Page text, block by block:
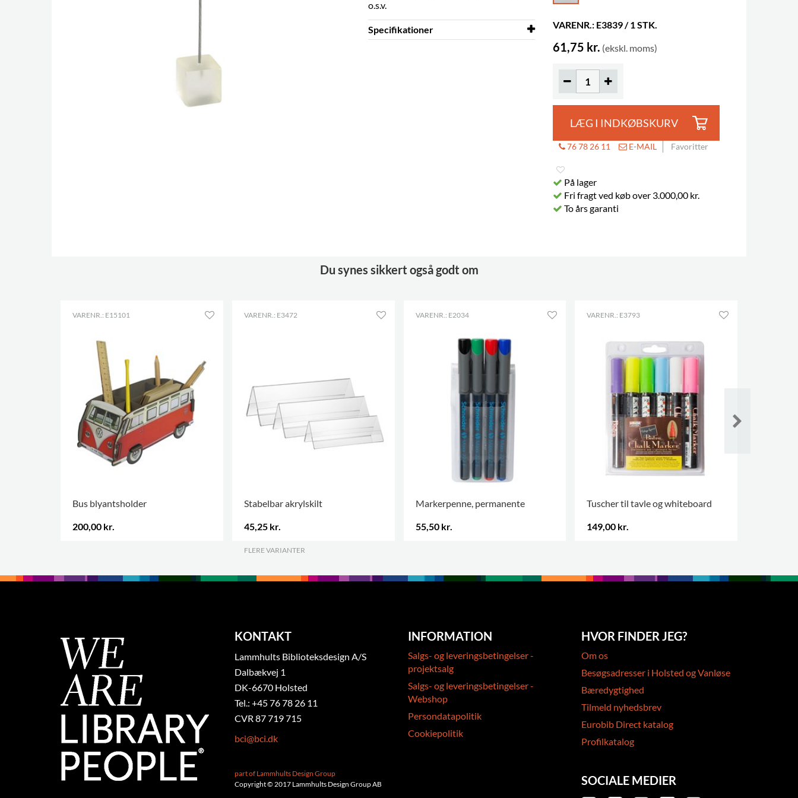
o.s.v.
Specifikationer VARENR.: E3839 / 1 STK.
61,75 kr. (ekskl. moms)
LÆG I INDKØBSKURV
76 78 26 11 E-MAIL Favoritter
På lager
Fri fragt ved køb over 3.000,00 kr.
To års garanti
Du synes sikkert også godt om
VARENR.: E15101
Bus blyantsholder
200,00 kr.
VARENR.: E3472
Stabelbar akrylskilt
45,25 kr.
FLERE VARIANTER
VARENR.: E2034
Markerpenne, permanente
55,50 kr.
VARENR.: E3793
Tuscher til tavle og whiteboard
149,00 kr.
KONTAKT
Lammhults Biblioteksdesign A/S
Dalbækvej 1
DK-6670 Holsted
Tel.: +45 76 78 26 11
CVR 87 719 715
bci@bci.dk
part of Lammhults Design Group
Copyright © 2017 Lammhults Design Group AB
INFORMATION
Salgs- og leveringsbetingelser -
projektsalg
Salgs- og leveringsbetingelser -
Webshop
Persondatapolitik
Cookiepolitik
HVOR FINDER JEG?
Om os
Besøgsadresser i Holsted og Vanløse
Bæredygtighed
Tilmeld nyhedsbrev
Eurobib Direct katalog
Profilkatalog
SOCIALE MEDIER